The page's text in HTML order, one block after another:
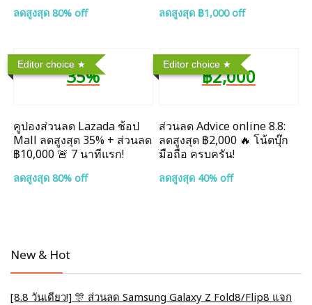
ลดสูงสุด 80% off ลดสูงสุด ฿1,000 off
Editor choice
35%
คูปองส่วนลด Lazada ช้อป
Mall ลดสูงสุด 35% + ส่วนลด
฿10,000 🚨 7 นาทีแรก!
ลดสูงสุด 80% off
Editor choice
฿2,000
ส่วนลด Advice online 8.8:
ลดสูงสุด ฿2,000 🔥 โน้ตบุ๊ก
มือถือ ครบครัน!
ลดสูงสุด 40% off
New & Hot
[8.8 วันเดียว!] 🎊 ส่วนลด Samsung Galaxy Z Fold8/Flip8 แจก